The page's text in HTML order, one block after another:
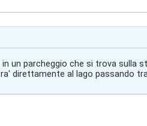
un parcheggio che si trova sulla
direttamente al lago passando